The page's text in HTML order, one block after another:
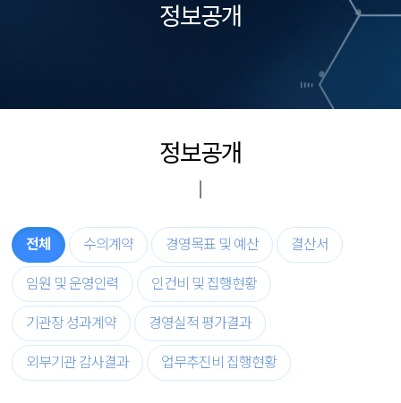
정보공개
정보공개
전체 수의계약 경영목표 및 예산 결산서
임원 및 운영인력 인건비 및 집행현황
기관장 성과계약 경영실적 평가결과
외부기관 감사결과 업무추진비 집행현황